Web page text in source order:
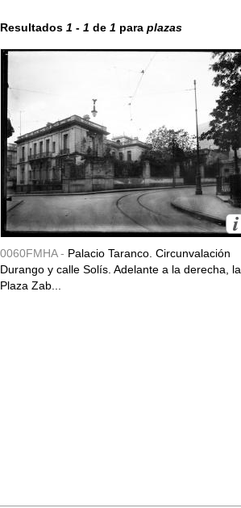
Resultados 1 - 1 de 1 para plazas
0060FMHA - Palacio Taranco. Circunvalación
Durango y calle Solís. Adelante a la derecha, la
Plaza Zab...